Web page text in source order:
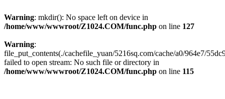
Warning: mkdir(): No space left on device in
/home/www/wwwroot/Z1024.COM/func.php on line 127
Warning:
file_put_contents(./cachefile_yuan/5216sq.com/cache/a0/964e7/
failed to open stream: No such file or directory in
/home/www/wwwroot/Z1024.COM/func.php on line 115